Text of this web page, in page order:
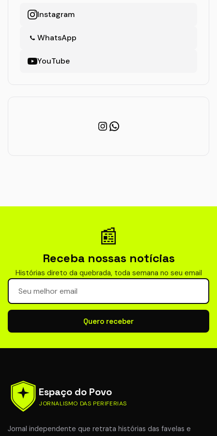
Instagram
WhatsApp
YouTube
Instagram
WhatsApp
📰
Receba nossas notícias
Histórias direto da quebrada, toda semana no seu email
Seu email para newsletter
Quero receber
Espaço do Povo
JORNALISMO DAS PERIFERIAS
Jornal independente que retrata histórias das favelas e